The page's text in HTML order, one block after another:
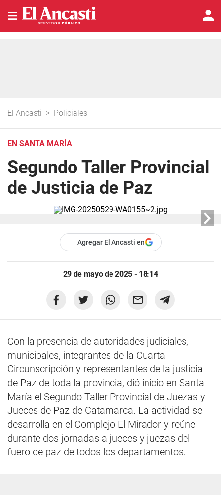
El Ancasti > Policiales
EN SANTA MARÍA
Segundo Taller Provincial
de Justicia de Paz
Agregar El Ancasti en
29 de mayo de 2025 - 18:14
Con la presencia de autoridades judiciales,
municipales, integrantes de la Cuarta
Circunscripción y representantes de la justicia
de Paz de toda la provincia, dió inicio en Santa
María el Segundo Taller Provincial de Juezas y
Jueces de Paz de Catamarca. La actividad se
desarrolla en el Complejo El Mirador y reúne
durante dos jornadas a jueces y juezas del
fuero de paz de todos los departamentos.